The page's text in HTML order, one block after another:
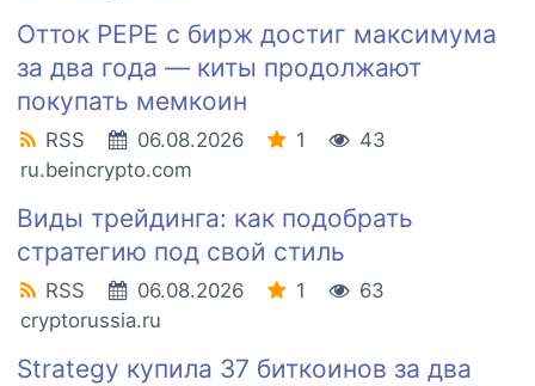
Отток PEPE с бирж достиг максимума
за два года — киты продолжают
покупать мемкоин
RSS 06.08.2026 1
43
ru.beincrypto.com
Виды трейдинга: как подобрать
стратегию под свой стиль
RSS 06.08.2026 1
63
cryptorussia.ru
Strategy купила 37 биткоинов за два